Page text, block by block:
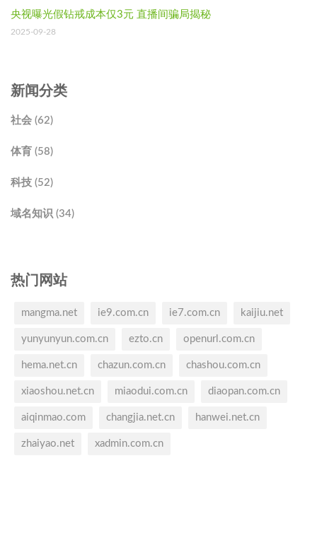
央视曝光假钻戒成本仅3元 直播间骗局揭秘
2025-09-28
新闻分类
社会 (62)
体育 (58)
科技 (52)
域名知识 (34)
热门网站
mangma.net ie9.com.cn ie7.com.cn kaijiu.net
yunyunyun.com.cn ezto.cn openurl.com.cn
hema.net.cn chazun.com.cn chashou.com.cn
xiaoshou.net.cn miaodui.com.cn diaopan.com.cn
aiqinmao.com changjia.net.cn hanwei.net.cn
zhaiyao.net xadmin.com.cn